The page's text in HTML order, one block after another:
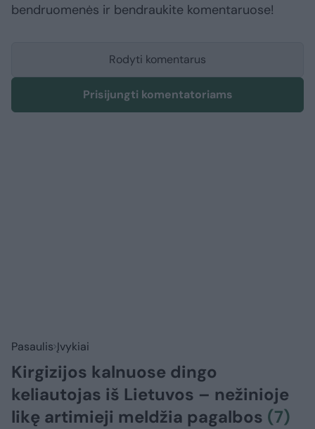
bendruomenės ir bendraukite komentaruose!
Rodyti komentarus
Prisijungti komentatoriams
Pasaulis Įvykiai
Kirgizijos kalnuose dingo
keliautojas iš Lietuvos – nežinioje
likę artimieji meldžia pagalbos (7)